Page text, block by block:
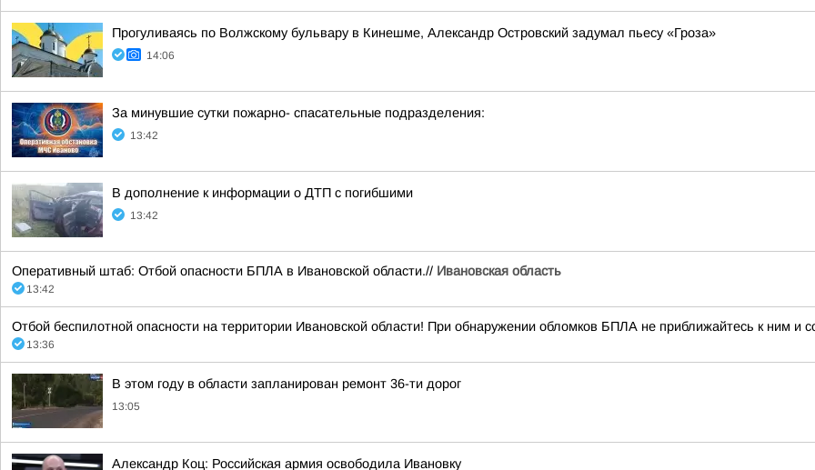
Прогуливаясь по Волжскому бульвару в Кинешме, Александр Островский задумал пьесу «Гроза»
14:06
За минувшие сутки пожарно- спасательные подразделения:
13:42
В дополнение к информации о ДТП с погибшими
13:42
Оперативный штаб: Отбой опасности БПЛА в Ивановской области.// Ивановская область
13:42
Отбой беспилотной опасности на территории Ивановской области! При обнаружении обломков БПЛА не приближайтесь к ним и
13:36
В этом году в области запланирован ремонт 36-ти дорог
13:05
Александр Коц: Российская армия освободила Ивановку